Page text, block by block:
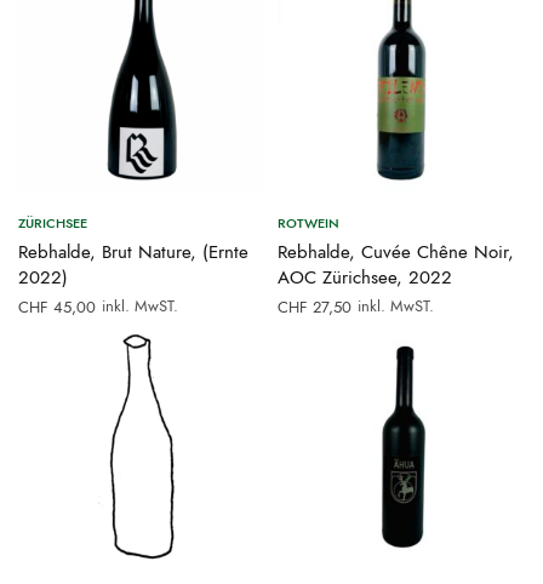
ZÜRICHSEE
Rebhalde, Brut Nature, (Ernte
2022)
CHF 45,00 inkl. MwST.
ROTWEIN
Rebhalde, Cuvée Chêne Noir,
AOC Zürichsee, 2022
CHF 27,50 inkl. MwST.